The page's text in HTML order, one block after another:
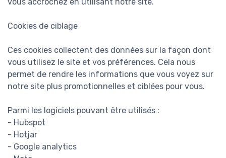
Cookies de ciblage
Ces cookies collectent des données sur la façon dont
vous utilisez le site et vos préférences. Cela nous
permet de rendre les informations que vous voyez sur
notre site plus promotionnelles et ciblées pour vous.
Parmi les logiciels pouvant être utilisés :
- Hubspot
- Hotjar
- Google analytics